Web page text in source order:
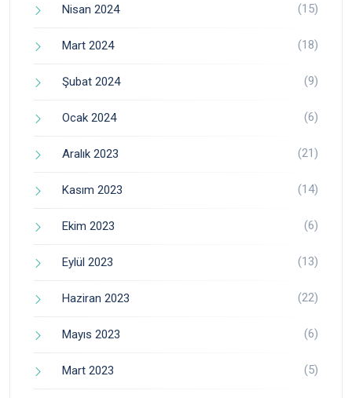
Nisan 2024 (15)
Mart 2024 (18)
Şubat 2024 (9)
Ocak 2024 (6)
Aralık 2023 (21)
Kasım 2023 (14)
Ekim 2023 (6)
Eylül 2023 (13)
Haziran 2023 (22)
Mayıs 2023 (6)
Mart 2023 (5)